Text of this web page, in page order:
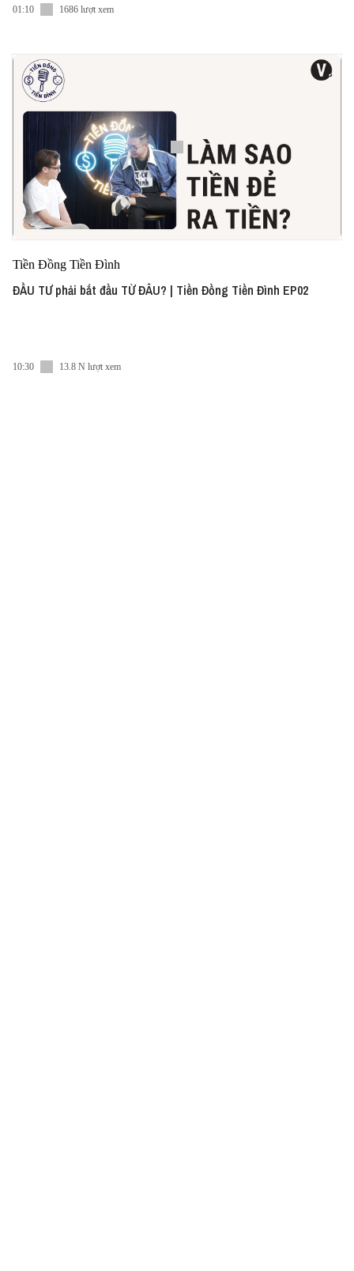
01:10 1686 lượt xem
Tiền Đồng Tiền Đình
ĐẦU TƯ phải bắt đầu TỪ ĐÂU? | Tiền Đồng Tiền Đình EP02
10:30 13.8 N lượt xem